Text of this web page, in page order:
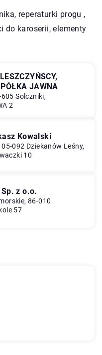
, reperaturki progu ,
do karoserii, elementy
JAWNA
Solczniki,
2
Kowalski
092 Dziekanów Leśny,
10
Sp. z o.o.
86-010
57